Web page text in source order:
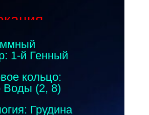
1-й Генный
кольцо:
Воды (2, 8)
Грудина